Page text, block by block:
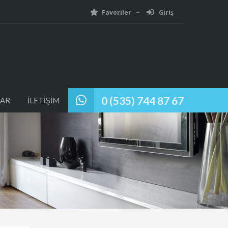
Favoriler Giriş
0 (535) 744 87 67
İLETİŞİM